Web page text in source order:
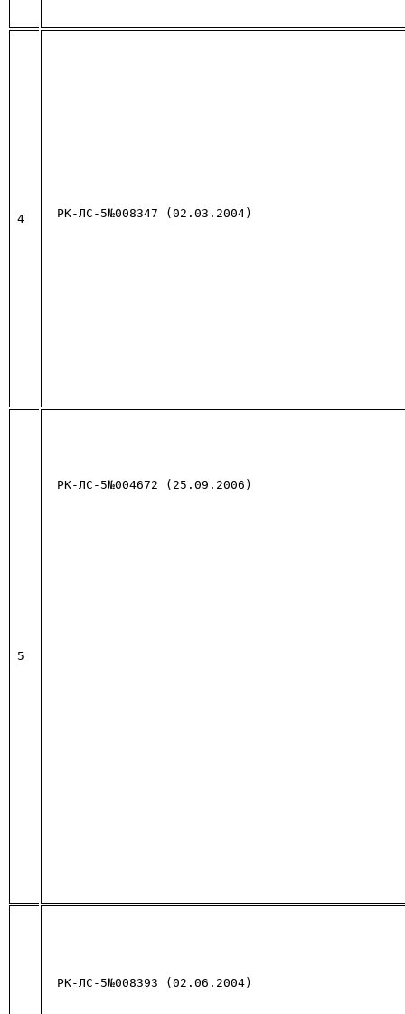
4 РК-ЛС-5№008347 (02.03.2004)
5
РК-ЛС-5№004672 (25.09.2006)
РК-ЛС-5№008393 (02.06.2004)